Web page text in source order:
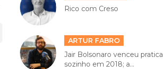
Rico com Creso
ARTUR FABRO
Jair Bolsonaro venceu
sozinho em 2018; a...